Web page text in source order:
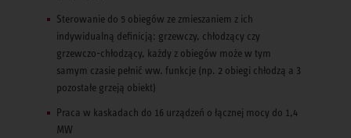
Sterowanie do 5 obiegów ze zmieszaniem z ich
indywidualną definicją: grzewczy, chłodzący czy
grzewczo-chłodzący, każdy z obiegów może w tym
samym czasie pełnić ww. funkcje (np. 2 obiegi chłodzą a 3
pozostałe grzeją obiekt)
Praca w kaskadach do 16 urządzeń o łącznej mocy do 1,4
MW